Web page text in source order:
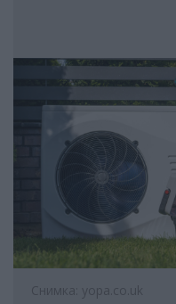
Снимка: yopa.co.uk